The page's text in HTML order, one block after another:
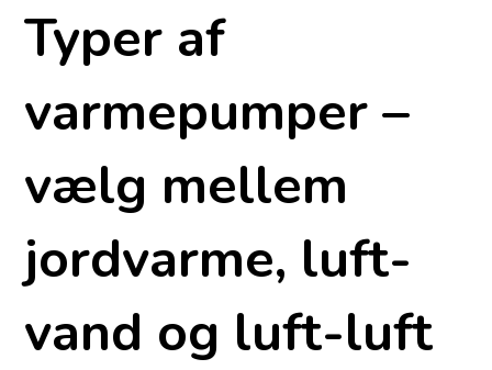
Typer af
varmepumper –
vælg mellem
jordvarme, luft-
vand og luft-luft